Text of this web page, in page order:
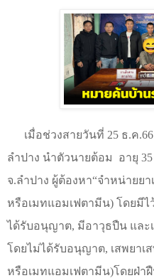
เมื่อช่วงสายวันที่ 25 ธ.ค.66
ลำปาง นำตัวนายต้อม
อายุ
จ.ลำปาง ผู้ต้องหา“จำหน่ายย
หรือเมทแอมเฟตามีน) โดยมี
ได้รับอนุญาต, มีอาวุธปืน และ
โดยไม่ได้รับอนุญาต, เสพยาเ
หรือเมทแอมเฟตามีน)โดยฝ่